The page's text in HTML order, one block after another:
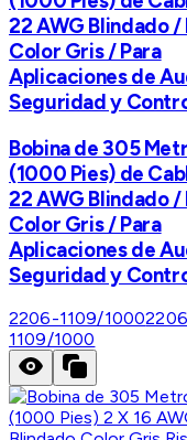
22 AWG Blindado /
Color Gris / Para
Aplicaciones de
Seguridad y
Bobina de 305
(1000 Pies) de
22 AWG Blindado /
Color Gris / Para
Aplicaciones de
Seguridad y
2206-1109/1000
1109/1000